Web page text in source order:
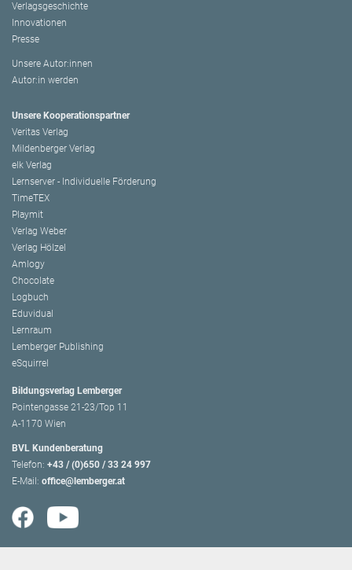
Verlagsgeschichte
Innovationen
Presse
Unsere Autor:innen
Autor:in werden
Unsere Kooperationspartner
Veritas Verlag
Mildenberger Verlag
elk Verlag
Lernserver - Individuelle Förderung
TimeTEX
Playmit
Verlag Weber
Verlag Hölzel
Amlogy
Chocolate
Logbuch
Eduvidual
Lernraum
Lemberger Publishing
eSquirrel
Bildungsverlag Lemberger
Pointengasse 21-23/Top 11
A-1170 Wien
BVL Kundenberatung
Telefon: +43 / (0)650 / 33 24 997
E-Mail: office@lemberger.at